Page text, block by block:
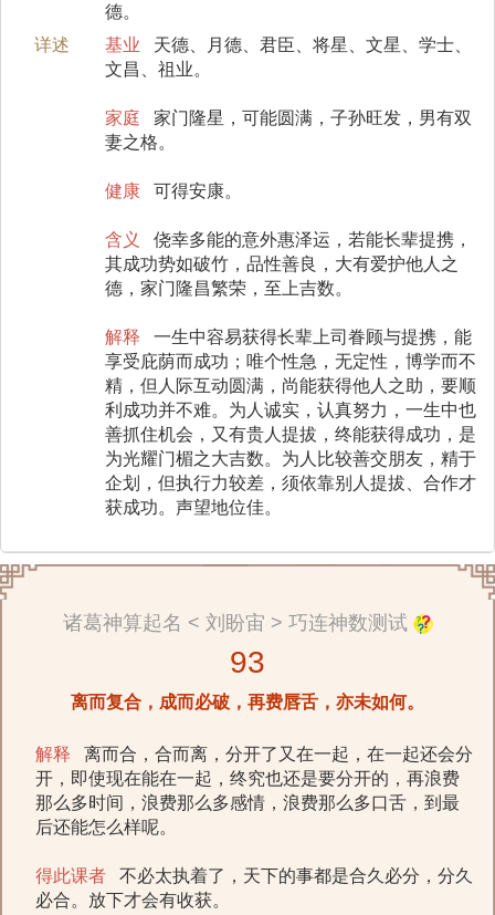
德。
详述
基业
天德、月德、君臣、将星、文星、学士、
文昌、祖业。
家庭
家门隆星，可能圆满，子孙旺发，男有双
妻之格。
健康 可得安康。
含义
侥幸多能的意外惠泽运，若能长辈提携，
其成功势如破竹，品性善良，大有爱护他人之
德，家门隆昌繁荣，至上吉数。
解释
一生中容易获得长辈上司眷顾与提携，能
享受庇荫而成功；唯个性急，无定性，博学而不
精，但人际互动圆满，尚能获得他人之助，要顺
利成功并不难。为人诚实，认真努力，一生中也
善抓住机会，又有贵人提拔，终能获得成功，是
为光耀门楣之大吉数。为人比较善交朋友，精于
企划，但执行力较差，须依靠别人提拔、合作才
获成功。声望地位佳。
诸葛神算起名 < 刘盼宙 > 巧连神数测试
93
离而复合，成而必破，再费唇舌，亦未如何。
解释
离而合，合而离，分开了又在一起，在一起还会分
开，即使现在能在一起，终究也还是要分开的，再浪费
那么多时间，浪费那么多感情，浪费那么多口舌，到最
后还能怎么样呢。
得此课者
不必太执着了，天下的事都是合久必分，分久
必合。放下才会有收获。